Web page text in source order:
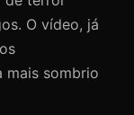
O vídeo, já
mais sombrio